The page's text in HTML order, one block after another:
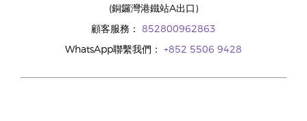
(銅鑼灣港鐵站A出口)
顧客服務： 852800962863
WhatsApp聯繫我們： +852 5506 9428